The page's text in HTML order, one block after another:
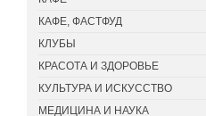
КАФЕ, ФАСТФУД
КЛУБЫ
КРАСОТА И ЗДОРОВЬЕ
КУЛЬТУРА И ИСКУССТВО
МЕДИЦИНА И НАУКА